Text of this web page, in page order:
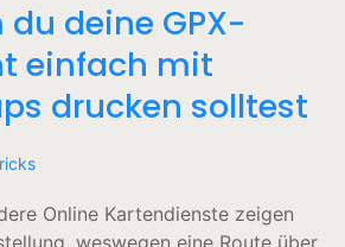
deine GPX-
einfach mit
drucken solltest
Online Kartendienste zeigen
weswegen eine Route über